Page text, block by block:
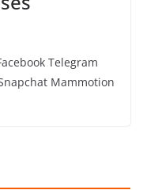
Telegram
Mammotion